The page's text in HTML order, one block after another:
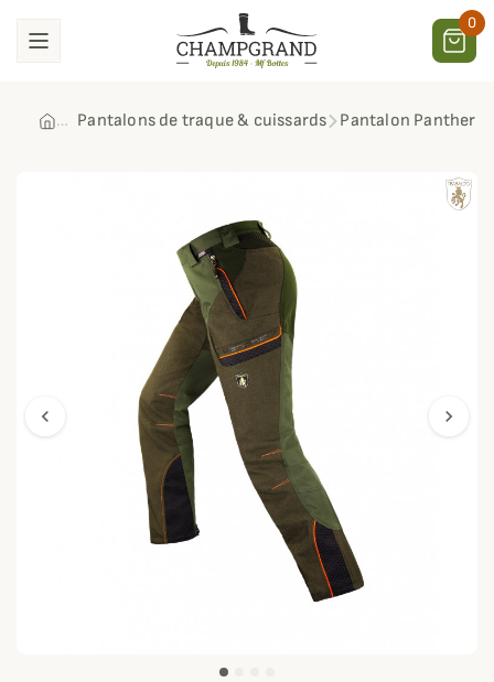
0
Pantalons de traque & cuissards Pantalon Panther
chevron_left chevron_right